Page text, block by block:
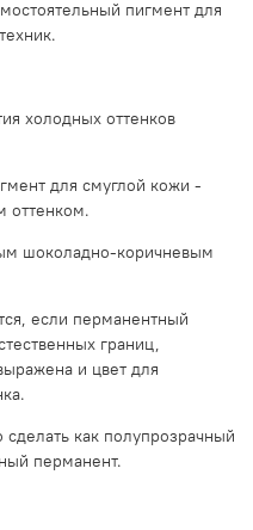
пигмент для
холодных оттенков
для смуглой кожи -
оттенком.
шоколадно-коричневым
если перманентный
границ,
и цвет для
как полупрозрачный
перманент.